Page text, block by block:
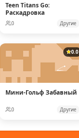
Teen Titans Go:
Раскадровка
0 Другие
0.0
Мини-Гольф Забавный
0 Другие